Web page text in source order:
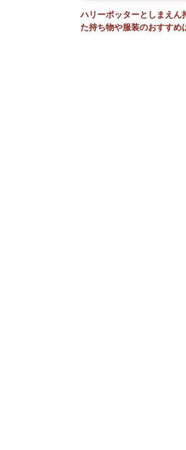
ハリーポッターとしまえん
た持ち物や服装のおすすめ